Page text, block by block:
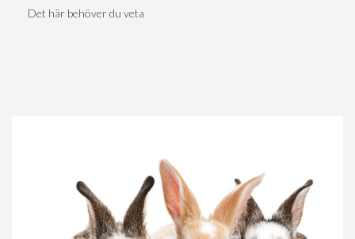
Det här behöver du veta